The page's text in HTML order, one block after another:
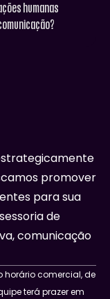
humanas
promover
para sua
de
comunicação
horário comercial, de
terá prazer em